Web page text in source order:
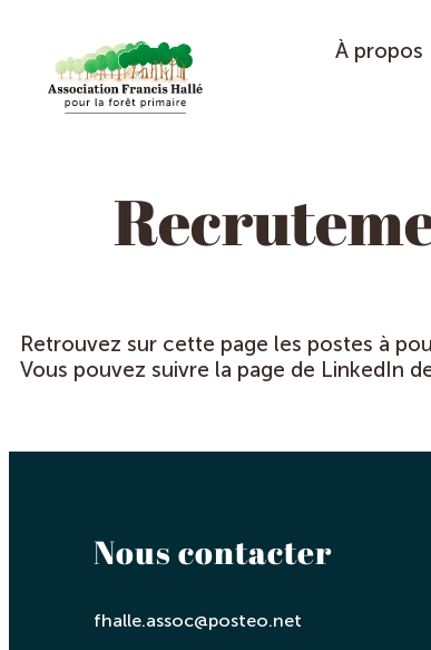
À propos
Retrouvez sur cette page les postes à
Vous pouvez suivre la page de LinkedIn
Nous contacter
fhalle.assoc@posteo.net